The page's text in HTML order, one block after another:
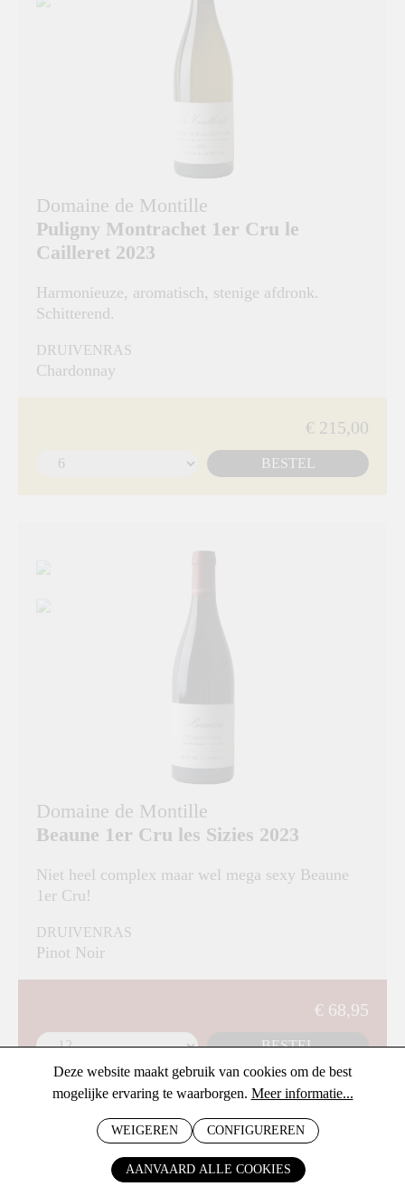
Domaine de Montille
Puligny Montrachet 1er Cru le
Cailleret 2023
Harmonieuze, aromatisch, stenige afdronk.
Schitterend.
DRUIVENRAS
Chardonnay
€ 215,00
BESTEL
Domaine de Montille
Beaune 1er Cru les Sizies 2023
Niet heel complex maar wel mega sexy Beaune
1er Cru!
DRUIVENRAS
Pinot Noir
€ 68,95
BESTEL
Deze website maakt gebruik van cookies om de best
mogelijke ervaring te waarborgen. Meer informatie...
WEIGEREN CONFIGUREREN
AANVAARD ALLE COOKIES